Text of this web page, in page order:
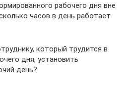
рабочего дня вне
часов в день работает
который трудится в
дня, установить
день?